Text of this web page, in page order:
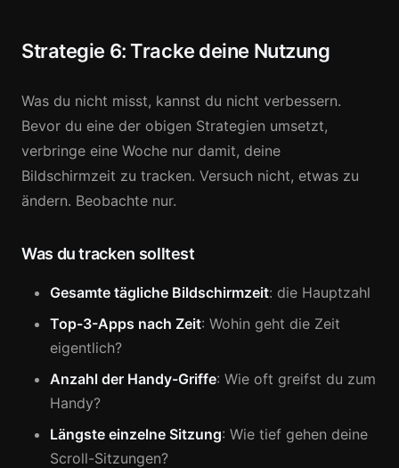
Strategie 6: Tracke deine Nutzung
Was du nicht misst, kannst du nicht verbessern.
Bevor du eine der obigen Strategien umsetzt,
verbringe eine Woche nur damit, deine
Bildschirmzeit zu tracken. Versuch nicht, etwas zu
ändern. Beobachte nur.
Was du tracken solltest
Gesamte tägliche Bildschirmzeit: die Hauptzahl
Top-3-Apps nach Zeit: Wohin geht die Zeit
eigentlich?
Anzahl der Handy-Griffe: Wie oft greifst du zum
Handy?
Längste einzelne Sitzung: Wie tief gehen deine
Scroll-Sitzungen?